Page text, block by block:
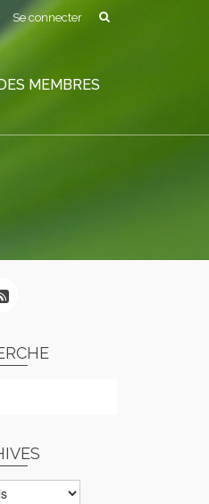
Se connecter
MEMBRES